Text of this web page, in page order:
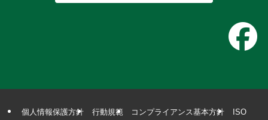
個人情報保護方針 行動規範 コンプライアンス基本方針 ISO